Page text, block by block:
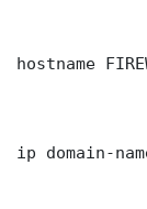
hostname
ip domain-